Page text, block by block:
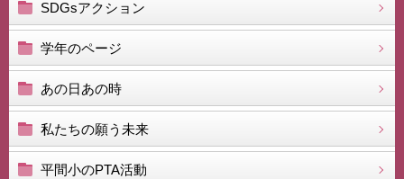
SDGsアクション
学年のページ
あの日あの時
私たちの願う未来
平間小のPTA活動